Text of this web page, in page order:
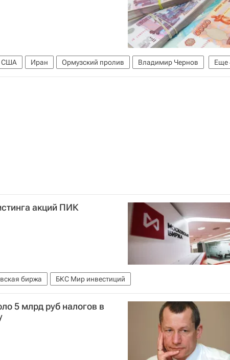
Еще
США Иран Ормузский пролив
Владимир Чернов
резервная система США М.Видео Brent
акций ПИК
биржа БКС Мир инвестиций
5 млрд руб налогов в